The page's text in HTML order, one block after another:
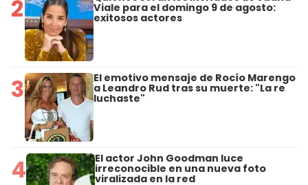
2 Viale para el domingo 9 de agosto:
exitosos actores
3 El emotivo mensaje de Rocío Marengo
a Leandro Rud tras su muerte: "La re
luchaste"
4 El actor John Goodman luce
irreconocible en una nueva foto
viralizada en la red